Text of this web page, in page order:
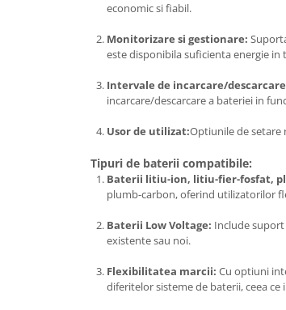
economic si fiabil.
Monitorizare si gestionare:
este disponibila suficienta energie
Intervale de incarcare/
incarcare/descarcare a bateriei in
Usor de utilizat:Optiunile de setare
Tipuri de baterii compatibile:
Baterii litiu-ion, litiu-fier-fosfat,
plumb-carbon, oferind utilizatorilor
Baterii Low Voltage: Include
existente sau noi.
Flexibilitatea marcii: Cu optiuni
diferitelor sisteme de baterii, ceea ce